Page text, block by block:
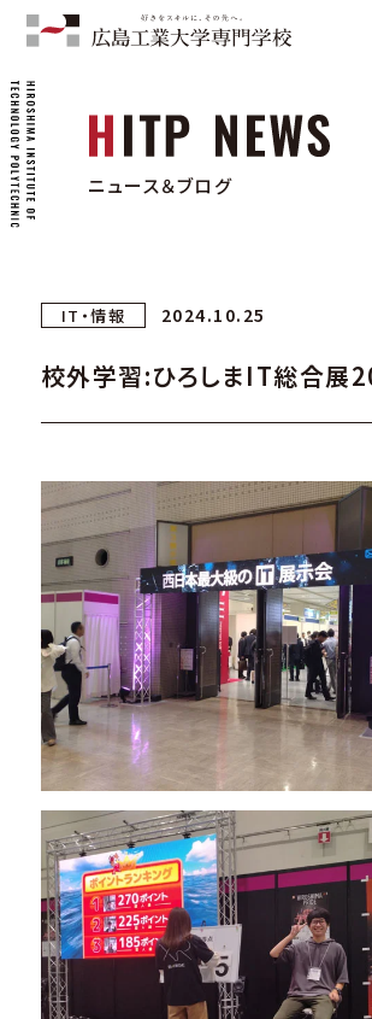
ニュース＆ブログ
IT・情報 2024.10.25
校外学習:ひろしまIT総合展